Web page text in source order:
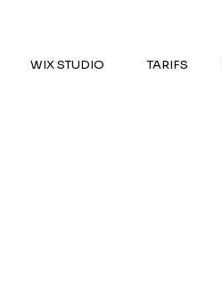
WIX STUDIO TARIFS